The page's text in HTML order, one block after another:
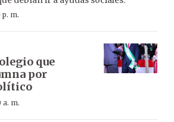
p. m.
que
por
a. m.